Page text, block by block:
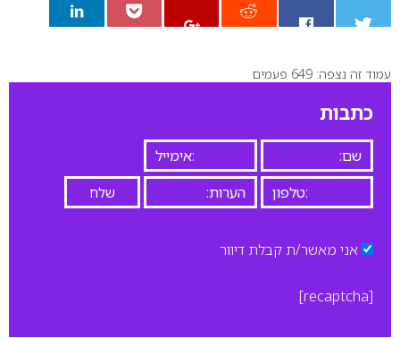
0
עמוד זה נצפה: 649 פעמים
כתבות
אני מאשר/ת קבלת דיוור
[recaptcha]